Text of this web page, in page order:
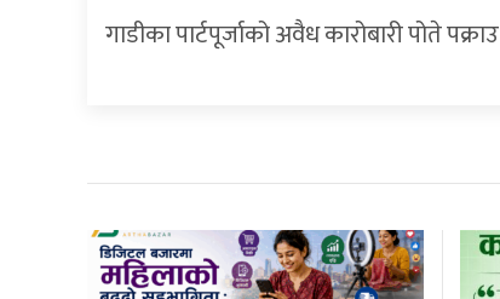
गाडीका पार्टपूर्जाको अवैध कारोबारी पोते प‌क्राउ